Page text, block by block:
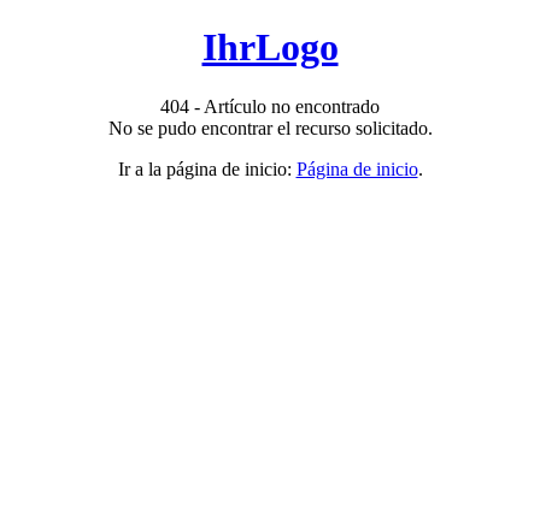
IhrLogo
404 - Artículo no encontrado
No se pudo encontrar el recurso solicitado.
Ir a la página de inicio: Página de inicio.